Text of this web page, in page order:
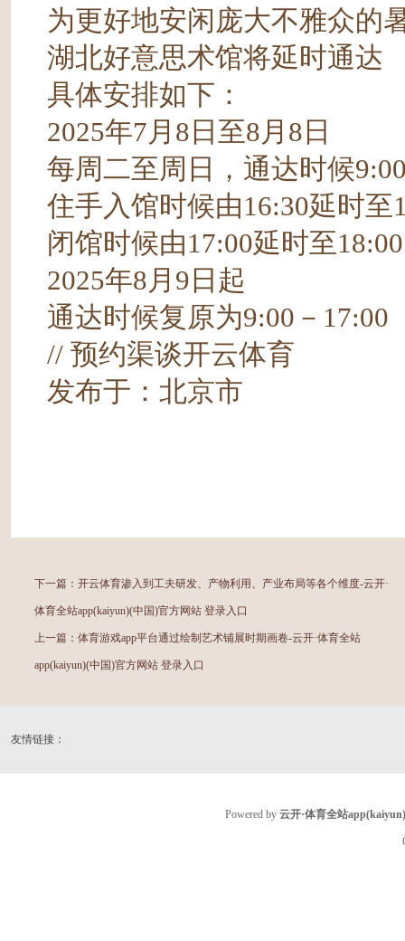
为更好地安闲庞大不雅众的
湖北好意思术馆将延时通达
具体安排如下：
2025年7月8日至8月8日
每周二至周日，通达时候
住手入馆时候由16:30延时至
闭馆时候由17:00延时至
2025年8月9日起
通达时候复原为9:00－17:00
// 预约渠谈开云体育
发布于：北京市
下一篇： 开云体育渗入到工夫研发、产物利用、产业布局等各个维度-云开·
体育全站app(kaiyun)(中国)官方网站 登录入口
上一篇： 体育游戏app平台通过绘制艺术铺展时期画卷-云开·体育全站
app(kaiyun)(中国)官方网站 登录入口
友情链接：
Powered by 云开·体育全站